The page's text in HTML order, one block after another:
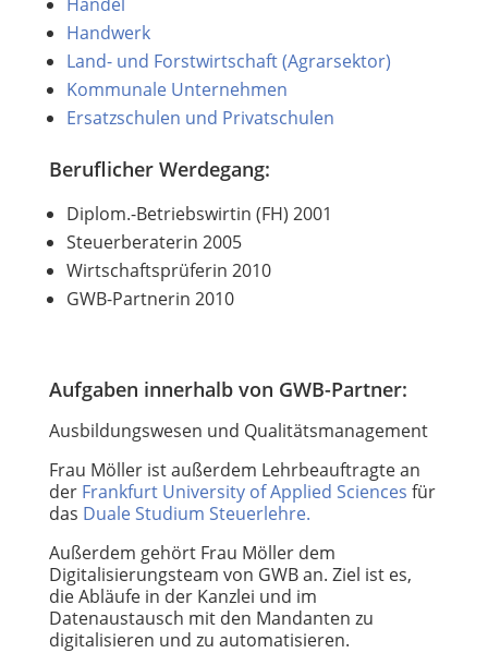
Handwerk
Land- und Forstwirtschaft (Agrarsektor)
Kommunale Unternehmen
Ersatzschulen und Privatschulen
Beruflicher Werdegang:
Diplom.-Betriebswirtin (FH) 2001
Steuerberaterin 2005
Wirtschaftsprüferin 2010
GWB-Partnerin 2010
Aufgaben innerhalb von GWB-Partner:
Ausbildungswesen und Qualitätsmanagement
Frau Möller ist außerdem Lehrbeauftragte an
der Frankfurt University of Applied Sciences für
das Duale Studium Steuerlehre.
Außerdem gehört Frau Möller dem
Digitalisierungsteam von GWB an. Ziel ist es,
die Abläufe in der Kanzlei und im
Datenaustausch mit den Mandanten zu
digitalisieren und zu automatisieren.